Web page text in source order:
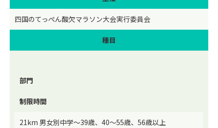
四国のてっぺん酸欠マラソン大会実行委員会
種目
部門
制限時間
21km 男女別中学～39歳、40～55歳、56歳以上